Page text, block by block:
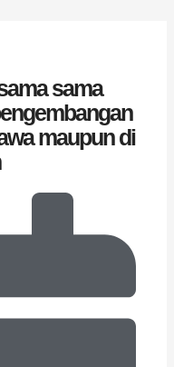
sama
maupun di